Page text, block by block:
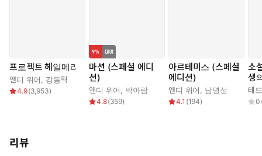
주 3부작’ 세트를 구성해 앤디 위어의 팬들에게 특별한 선물이 되도
록 했다. 세트 박스 디자인은 ‘코리아 디자인 어워드’ 그래픽 부분 등
에서 수상한 석윤이 디자이너가 맡아 개성 넘치는 감각을 덧입혔다.
궤도 역학, 우주 비행 지식, 식물학까지 과학적 지식이 어우러진 모
험기를 이제 다시 열어볼 때다.
프로젝트 헤일메리
앤디 위어 강동혁
4.9(3,953)
마션 (스페셜 에디
션)
앤디 위어 박아람
4.8(359)
아르테미스 (스페셜
에디션)
앤디 위어 남명성
4.1 (194)
소
생
테
0
리뷰